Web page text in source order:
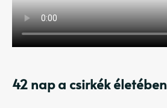
42 nap a csirkék életében